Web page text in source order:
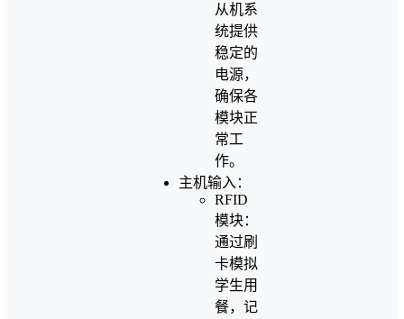
从机系
统提供
稳定的
电源，
确保各
模块正
常工
作。
主机输入：
RFID
模块：
通过刷
卡模拟
学生用
餐，记